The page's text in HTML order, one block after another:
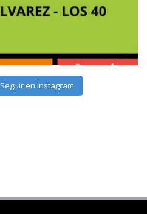
Seguir en Instagram